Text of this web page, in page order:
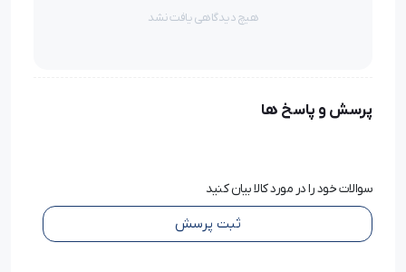
استفاده نمود.
کیفیت و در عین حال ظریف و آراسته باعث شد کاربران در
مصارف مختلفی از این چرخ خیاطی بهره گیرند.
هیچ دیدگاهی یافت نشد
پرسش و پاسخ ها
سوالات خود را در مورد کالا بیان کنید
ثبت پرسش